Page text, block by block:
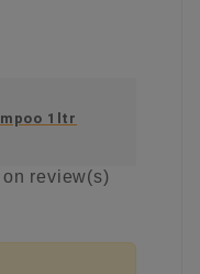
1ltr
review(s)